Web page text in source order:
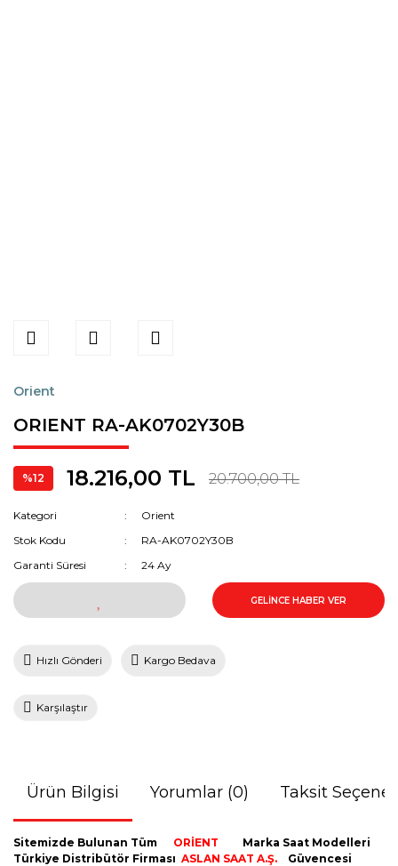
Orient
ORIENT RA-AK0702Y30B
%12 18.216,00 TL 20.700,00 TL
Kategori
Orient
Stok Kodu
RA-AK0702Y30B
Garanti Süresi
24 Ay
GELİNCE HABER VER
Hızlı Gönderi Kargo Bedava
Karşılaştır
Ürün Bilgisi Yorumlar (0) Taksit
Sitemizde Bulunan Tüm ORİENT
Marka Saat Modelleri
Türkiye Distribütör Firması ASLAN SAAT A.Ş.
Güvencesi